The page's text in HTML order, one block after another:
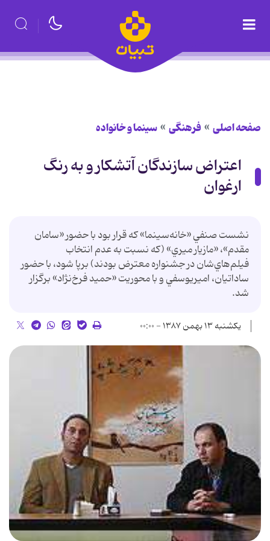
صفحه اصلی فرهنگی سینما و خانواده
اعتراض سازندگان آتشکار و به رنگ
ارغوان
نشست صنفي «خانه‌سينما» كه قرار بود با حضور «سامان
مقدم»،‌ «مازيار ميري» (كه نسبت به عدم انتخاب
فيلم‌هاي‌شان در جشنواره معترض بودند) برپا شود، با حضور
ساداتيان، اميريوسفي و با محوريت «حميد فرخ‌نژاد» برگزار
شد.
یکشنبه ۱۳ بهمن ۱۳۸۷ - ۰۰:۰۰